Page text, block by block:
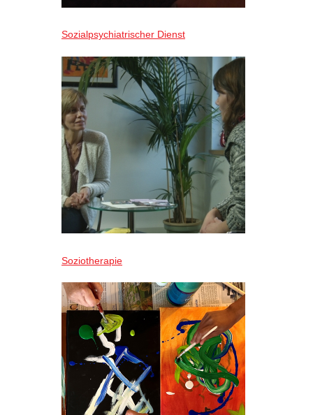
Sozialpsychiatrischer Dienst
Soziotherapie